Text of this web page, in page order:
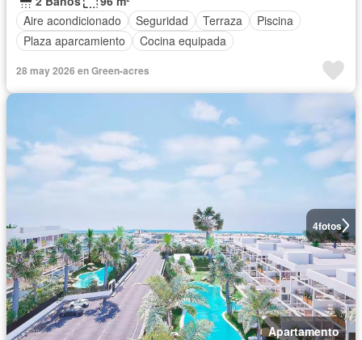
Aire acondicionado
Seguridad Terraza
Piscina
Plaza aparcamiento
Cocina equipada
28 may 2026 en Green-acres
4fotos
Apartamento